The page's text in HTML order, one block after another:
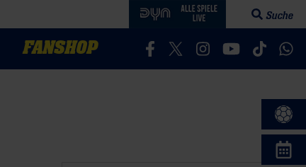
Suchfeld
Suche
FANSHOP Besucht uns auf Facebook
Besucht uns auf Twitter
Besucht uns auf
Besucht uns
Besucht